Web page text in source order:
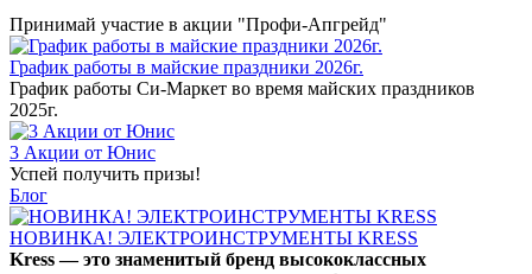
Принимай участие в акции "Профи-Апгрейд"
График работы в майские праздники 2026г.
График работы Си-Маркет во время майских праздников
2025г.
3 Акции от Юнис
Успей получить призы!
Блог
НОВИНКА! ЭЛЕКТРОИНСТРУМЕНТЫ KRESS
Kress — это знаменитый бренд высококлассных